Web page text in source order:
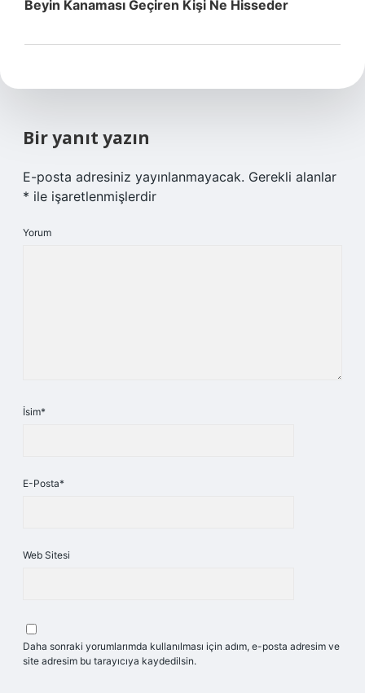
Beyin Kanaması Geçiren Kişi Ne Hisseder
Bir yanıt yazın
E-posta adresiniz yayınlanmayacak. Gerekli alanlar
* ile işaretlenmişlerdir
Yorum
İsim*
E-Posta*
Web Sitesi
Daha sonraki yorumlarımda kullanılması için adım, e-posta adresim ve
site adresim bu tarayıcıya kaydedilsin.